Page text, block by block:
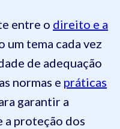
entre o direito e a
um tema cada vez
de adequação
normas e práticas
garantir a
a proteção dos